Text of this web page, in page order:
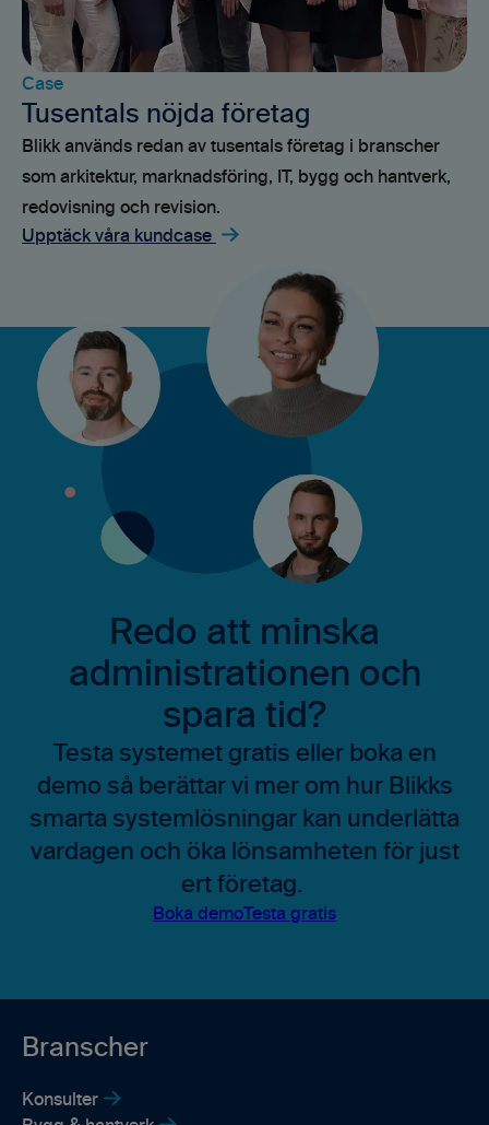
Case
Tusentals nöjda företag
Blikk används redan av tusentals företag i branscher
som arkitektur, marknadsföring, IT, bygg och hantverk,
redovisning och revision.
Upptäck våra kundcase
Redo att minska
administrationen och
spara tid?
Testa systemet gratis eller boka en
demo så berättar vi mer om hur Blikks
smarta systemlösningar kan underlätta
vardagen och öka lönsamheten för just
ert företag.
Boka demo Testa gratis
Branscher
Konsulter